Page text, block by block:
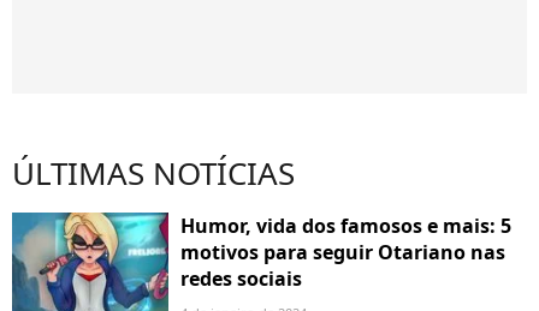
ÚLTIMAS NOTÍCIAS
Humor, vida dos famosos e mais: 5
motivos para seguir Otariano nas
redes sociais